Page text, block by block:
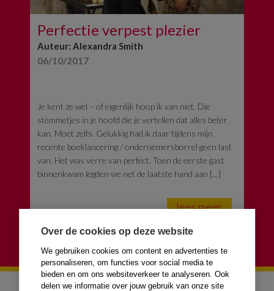
Over de cookies op deze website
We gebruiken cookies om content en advertenties te
personaliseren, om functies voor social media te
bieden en om ons websiteverkeer te analyseren. Ook
delen we informatie over jouw gebruik van onze site
Perfectie verpest plezier
Auteur: Alexandra Smith
06/10/2017
Je kent ze wel – of eigenlijk hoop ik van niet. Die
stemmetjes in je hoofd die je vertellen dat alles beter
kan. Moet zelfs. Gelukkig had ik daar tijdens mijn
recente boeklancering / ondernemersborrel geen last
van. Het was verre van perfect. Toen de eerste gast
binnenkwam legden we net de laatste hand aan […]
lees meer